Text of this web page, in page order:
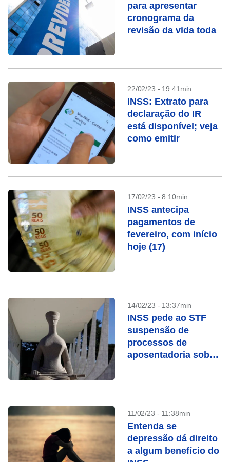
para apresentar
cronograma da
revisão da vida toda
22/02/23 - 19:41min
INSS: Extrato para
declaração do IR
está disponível; veja
como emitir
17/02/23 - 8:10min
INSS antecipa
pagamentos de
fevereiro, com início
hoje (17)
14/02/23 - 13:37min
INSS pede ao STF
suspensão de
processos de
aposentadoria sob
11/02/23 - 11:38min
Entenda se
depressão dá direito
a algum benefício do